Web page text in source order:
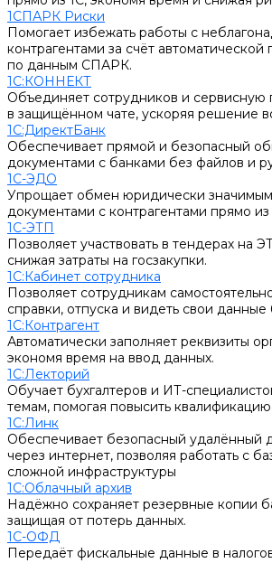
1СПАРК Риски
Помогает избежать работы с
контрагентами за счёт автоматической
по данным СПАРК.
1С:КОННЕКТ
Объединяет сотрудников и
в защищённом чате, ускоряя решение
1С:ДиректБанк
Обеспечивает прямой и безопасный
документами с банками без файлов и
1С-ЭДО
Упрощает обмен юридически
документами с контрагентами прямо из
1С-ЭТП
Позволяет участвовать в тендерах на
снижая затраты на госзакупки.
1С:Кабинет сотрудника
Позволяет сотрудникам
справки, отпуска и видеть свои данные
1С:Контрагент
Автоматически заполняет реквизиты
экономя время на ввод данных.
1С:Лекторий
Обучает бухгалтеров и ИТ-
темам, помогая повысить квалификацию.
1С:Линк
Обеспечивает безопасный удалённый
через интернет, позволяя работать с
сложной инфраструктуры
1С:Облачный архив
Надёжно сохраняет резервные копии
защищая от потерь данных.
1С-ОФД
Передаёт фискальные данные в